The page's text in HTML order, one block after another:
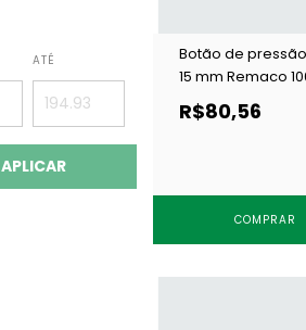
ATÉ
APLICAR
Botão de
15 mm Remaco
NIQ c/ 200 un
R$80,56
COMPRAR